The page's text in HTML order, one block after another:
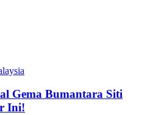
Gema Bumantara Siti
Ini!